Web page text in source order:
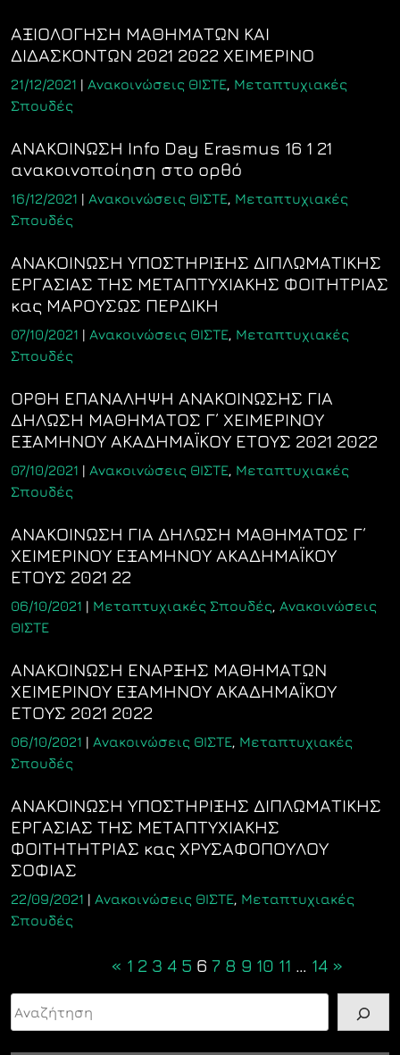
ΑΞΙΟΛΟΓΗΣΗ ΜΑΘΗΜΑΤΩΝ ΚΑΙ
ΔΙΔΑΣΚΟΝΤΩΝ 2021 2022 ΧΕΙΜΕΡΙΝΟ
21/12/2021 | Ανακοινώσεις ΘΙΣΤΕ, Μεταπτυχιακές
Σπουδές
ΑΝΑΚΟΙΝΩΣΗ Info Day Erasmus 16 1 21
ανακοινοποίηση στο ορθό
16/12/2021 | Ανακοινώσεις ΘΙΣΤΕ, Μεταπτυχιακές
Σπουδές
ΑΝΑΚΟΙΝΩΣΗ ΥΠΟΣΤΗΡΙΞΗΣ ΔΙΠΛΩΜΑΤΙΚΗΣ
ΕΡΓΑΣΙΑΣ ΤΗΣ ΜΕΤΑΠΤΥΧΙΑΚΗΣ ΦΟΙΤΗΤΡΙΑΣ
κας ΜΑΡΟΥΣΩΣ ΠΕΡΔΙΚΗ
07/10/2021 | Ανακοινώσεις ΘΙΣΤΕ, Μεταπτυχιακές
Σπουδές
ΟΡΘΗ ΕΠΑΝΑΛΗΨΗ ΑΝΑΚΟΙΝΩΣΗΣ ΓΙΑ
ΔΗΛΩΣΗ ΜΑΘΗΜΑΤΟΣ Γ΄ ΧΕΙΜΕΡΙΝΟΥ
ΕΞΑΜΗΝΟΥ ΑΚΑΔΗΜΑΪΚΟΥ ΕΤΟΥΣ 2021 2022
07/10/2021 | Ανακοινώσεις ΘΙΣΤΕ, Μεταπτυχιακές
Σπουδές
ΑΝΑΚΟΙΝΩΣΗ ΓΙΑ ΔΗΛΩΣΗ ΜΑΘΗΜΑΤΟΣ Γ΄
ΧΕΙΜΕΡΙΝΟΥ ΕΞΑΜΗΝΟΥ ΑΚΑΔΗΜΑΪΚΟΥ
ΕΤΟΥΣ 2021 22
06/10/2021 | Μεταπτυχιακές Σπουδές, Ανακοινώσεις
ΘΙΣΤΕ
ΑΝΑΚΟΙΝΩΣΗ ΕΝΑΡΞΗΣ ΜΑΘΗΜΑΤΩΝ
ΧΕΙΜΕΡΙΝΟΥ ΕΞΑΜΗΝΟΥ ΑΚΑΔΗΜΑΪΚΟΥ
ΕΤΟΥΣ 2021 2022
06/10/2021 | Ανακοινώσεις ΘΙΣΤΕ, Μεταπτυχιακές
Σπουδές
ΑΝΑΚΟΙΝΩΣΗ ΥΠΟΣΤΗΡΙΞΗΣ ΔΙΠΛΩΜΑΤΙΚΗΣ
ΕΡΓΑΣΙΑΣ ΤΗΣ ΜΕΤΑΠΤΥΧΙΑΚΗΣ
ΦΟΙΤΗΤΗΤΡΙΑΣ κας ΧΡΥΣΑΦΟΠΟΥΛΟΥ
ΣΟΦΙΑΣ
22/09/2021 | Ανακοινώσεις ΘΙΣΤΕ, Μεταπτυχιακές
Σπουδές
navigation
« 1 2 3 4 5 6 7 8 9 10 11 … 14 »
Αναζήτηση